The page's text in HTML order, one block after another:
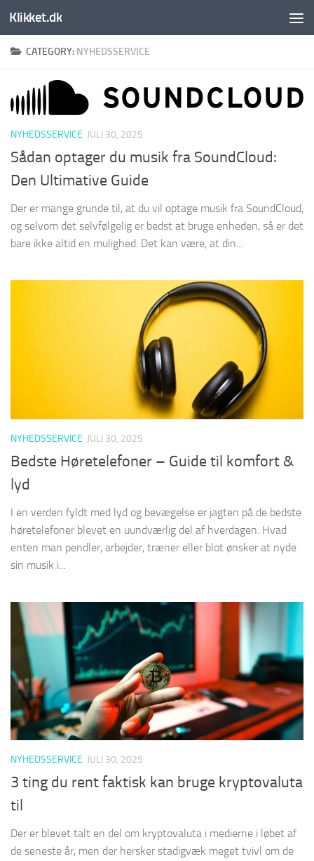
Skip to content
Klikket.dk
CATEGORY: NYHEDSSERVICE
NYHEDSSERVICE JULI 30, 2025
Sådan optager du musik fra SoundCloud:
Den Ultimative Guide
Der er mange grunde til, at du vil optage musik fra SoundCloud,
og selvom det selvfølgelig er bedst at bruge enheden, så er det
bare ikke altid en mulighed. Det kan være, at din...
NYHEDSSERVICE JULI 30, 2025
Bedste Høretelefoner – Guide til komfort &
lyd
I en verden fyldt med lyd og bevægelse er jagten på de bedste
høretelefoner blevet en uundværlig del af hverdagen. Hvad
enten man pendler, arbejder, træner eller blot ønsker at nyde
sin musik i...
NYHEDSSERVICE JULI 30, 2025
3 ting du rent faktisk kan bruge kryptovaluta
til
Der er blevet talt en del om kryptovaluta i medierne i løbet af
de seneste år, men der hersker stadigvæk meget tvivl om de